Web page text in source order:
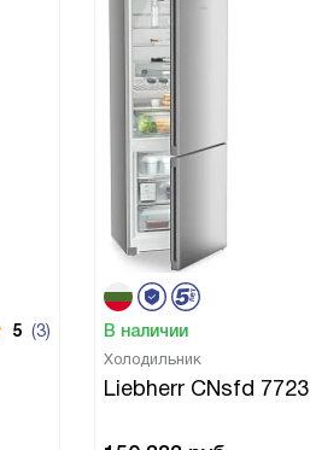
5 (3) В наличии
Холодильник
Liebherr CNsfd 7723